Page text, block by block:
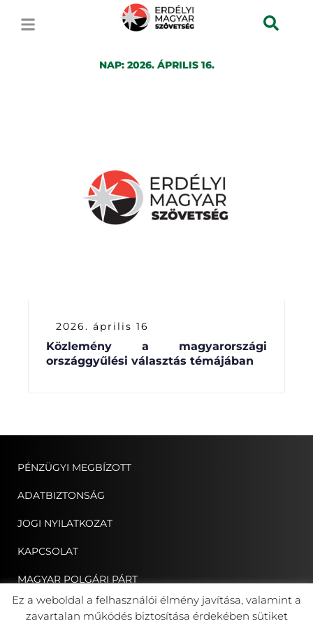
NAP: 2026. ÁPRILIS 16.
2026. április 16
Közlemény a magyarországi
országgyűlési választás témájában
PÉNZÜGYI MEGBÍZOTT
ADATBIZTONSÁG
JOGI NYILATKOZAT
KAPCSOLAT
MAGYAR POLGÁRI PÁRT
ERDÉLYI MAGYAR NÉPPÁRT
Ez a weboldal a felhasználói élmény javítása, valamint a
zavartalan működés biztosítása érdekében sütiket